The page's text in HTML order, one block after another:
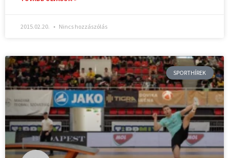
2015.02.20. Nincs hozzászólás
SPORTHÍREK